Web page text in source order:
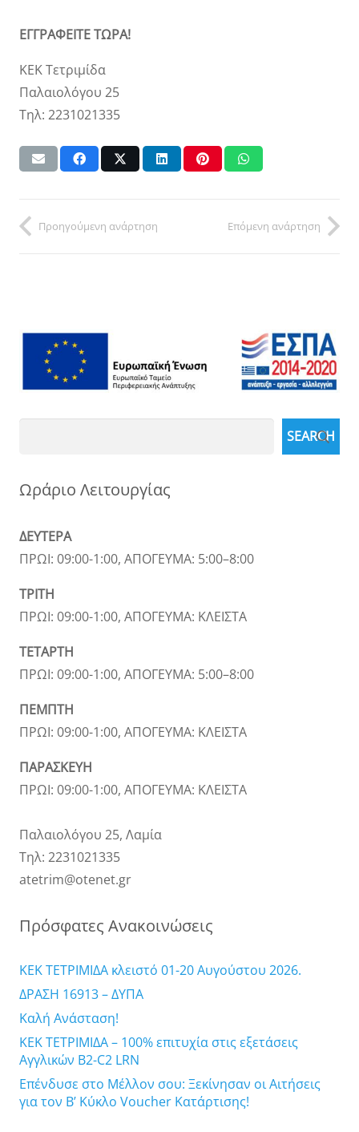
ΕΓΓΡΑΦΕΙΤΕ ΤΩΡΑ!
ΚΕΚ Τετριμίδα
Παλαιολόγου 25
Τηλ: 2231021335
Προηγούμενη ανάρτηση Επόμενη ανάρτηση
SEARCH
Ωράριο Λειτουργίας
ΔΕΥΤΕΡΑ
ΠΡΩΙ: 09:00-1:00, ΑΠΟΓΕΥΜΑ: 5:00–8:00
ΤΡΙΤΗ
ΠΡΩΙ: 09:00-1:00, ΑΠΟΓΕΥΜΑ: ΚΛΕΙΣΤΑ
ΤΕΤΑΡΤΗ
ΠΡΩΙ: 09:00-1:00, ΑΠΟΓΕΥΜΑ: 5:00–8:00
ΠΕΜΠΤΗ
ΠΡΩΙ: 09:00-1:00, ΑΠΟΓΕΥΜΑ: ΚΛΕΙΣΤΑ
ΠΑΡΑΣΚΕΥΗ
ΠΡΩΙ: 09:00-1:00, ΑΠΟΓΕΥΜΑ: ΚΛΕΙΣΤΑ
Παλαιολόγου 25, Λαμία
Τηλ: 2231021335
atetrim@otenet.gr
Πρόσφατες Ανακοινώσεις
ΚΕΚ ΤΕΤΡΙΜΙΔΑ κλειστό 01-20 Αυγούστου 2026.
ΔΡΑΣΗ 16913 – ΔΥΠΑ
Καλή Ανάσταση!
ΚΕΚ ΤΕΤΡΙΜΙΔΑ – 100% επιτυχία στις εξετάσεις
Αγγλικών B2-C2 LRN
Επένδυσε στο Μέλλον σου: Ξεκίνησαν οι Αιτήσεις
για τον Β’ Κύκλο Voucher Κατάρτισης!